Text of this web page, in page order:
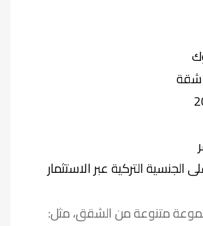
التركية عبر الاستثمار
متنوعة من الشقق، مثل: